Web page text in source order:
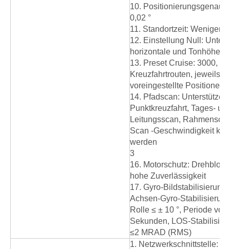
10.
0,02 °
11. Standortzeit: Weniger
12. Einstellung Null:
horizontale und Tonhöhe
13. Preset Cruise: 3000,
Kreuzfahrtrouten, jeweils
voreingestellte Positionen
14. Pfadscan:
Punktkreuzfahrt, Tages-
Leitungsscan,
Scan -Geschwindigkeit
werden
3
16. Motorschutz:
hohe Zuverlässigkeit
17. Gyro-
Achsen-Gyro-
Rolle ≤ ± 10 °, Periode von
Sekunden, LOS-
≤2 MRAD (RMS)
1. Netzwerkschnittstelle: 1-